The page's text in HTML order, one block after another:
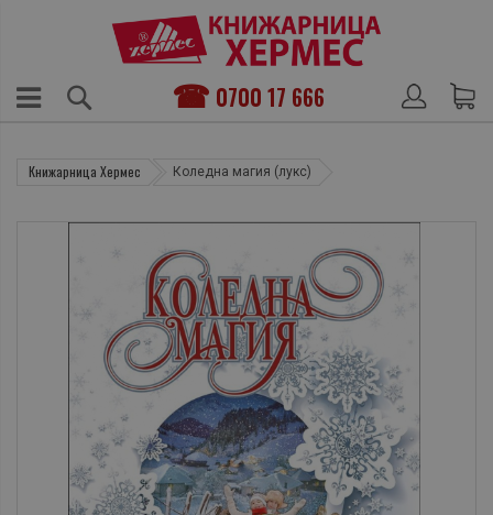
0700 17 666
Книжарница Хермес Коледна магия (лукс)